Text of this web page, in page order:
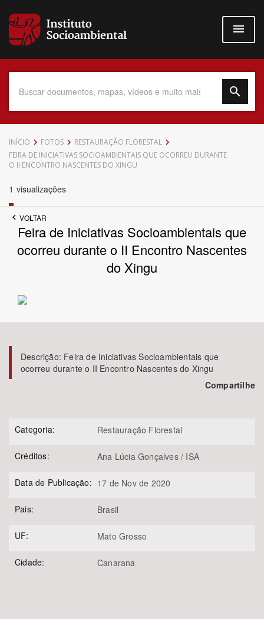
para
conteúdo
Data do Documento
Tema
Subtema
INÍCIO FOTOS
RESTAURAÇÃO FLORESTAL
FEIRA DE INICIATIVAS SOCIOAMBIENTAIS QUE OCORREU DURANTE
O II ENCONTRO NASCENTES DO XINGU
1 visualizações
VOLTAR
Feira de Iniciativas Socioambientais que
ocorreu durante o II Encontro Nascentes
do Xingu
Descrição: Feira de Iniciativas Socioambientais que
ocorreu durante o II Encontro Nascentes do Xingu
Compartilhe
Categoria: Restauração Florestal
Créditos: Ana Lúcia Gonçalves / ISA
Data de Publicação: 17 de Nov de 2020
Pais: Brasil
UF: Mato Grosso
Cidade: Canarana